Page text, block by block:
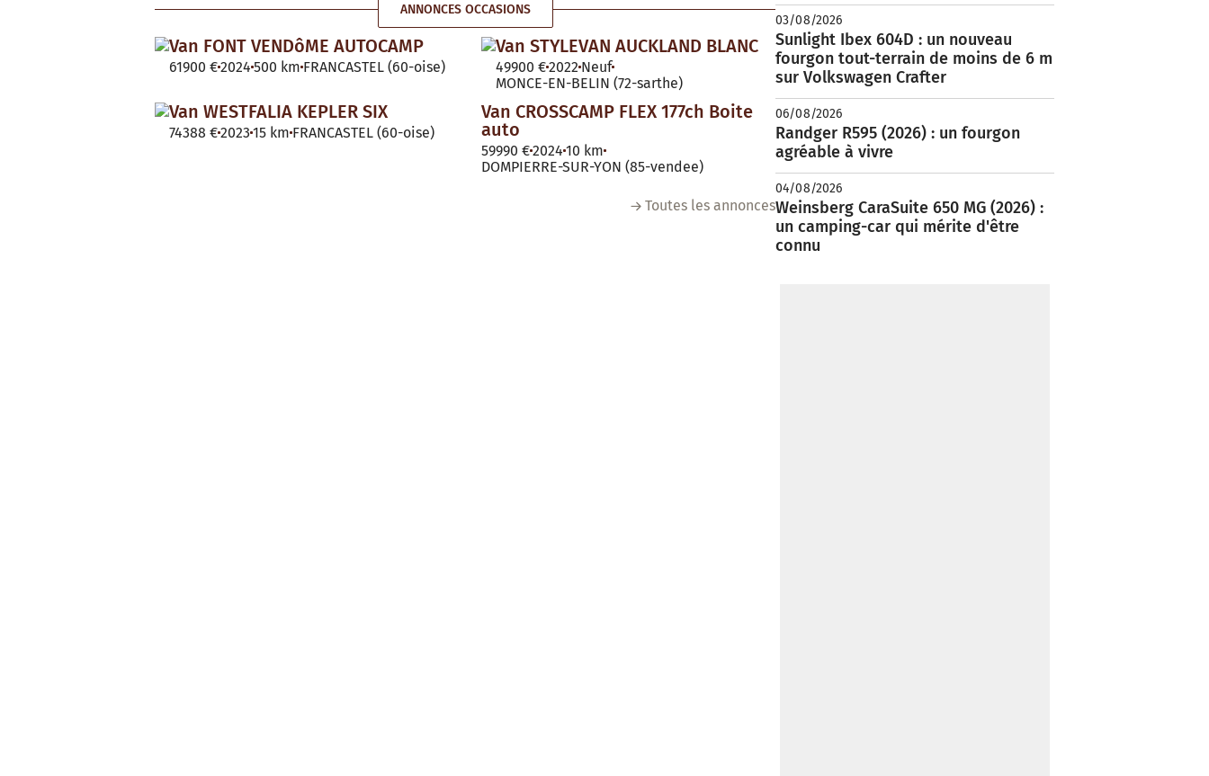
ANNONCES OCCASIONS
Van FONT VENDôME AUTOCAMP
61900 €2024 500 km FRANCASTEL (60-oise)
Van STYLEVAN AUCKLAND BLANC
49900 €2022 Neuf
MONCE-EN-BELIN (72-sarthe)
Van WESTFALIA KEPLER SIX
74388 €2023 15 km FRANCASTEL (60-oise)
Van CROSSCAMP FLEX 177ch Boite
auto
59990 €2024 10 km
DOMPIERRE-SUR-YON (85-vendee)
Toutes les annonces
03/08/2026
Sunlight Ibex 604D : un nouveau
fourgon tout-terrain de moins de 6 m
sur Volkswagen Crafter
06/08/2026
Randger R595 (2026) : un fourgon
agréable à vivre
04/08/2026
Weinsberg CaraSuite 650 MG (2026) :
un camping-car qui mérite d'être
connu